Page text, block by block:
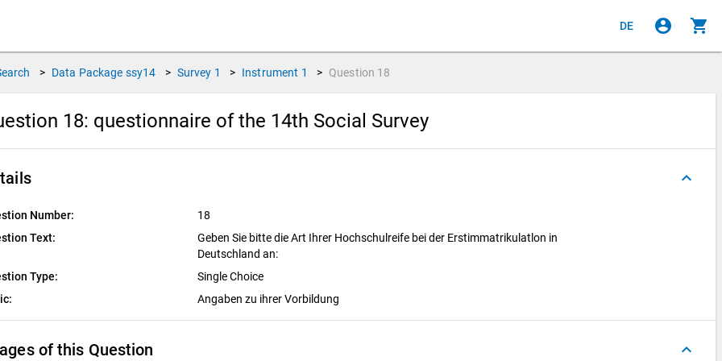
DE account_circle shopping_cart
> Data Package ssy14 > Survey 1 > Instrument 1 > Question 18
18: questionnaire of the 14th Social Survey
keyboard_arrow_up
Number:
18
Text:
Geben Sie bitte die Art Ihrer Hochschulreife bei der Erstimmatrikulatlon in
Deutschland an:
Type:
Single Choice
Angaben zu ihrer Vorbildung
of this Question keyboard_arrow_up